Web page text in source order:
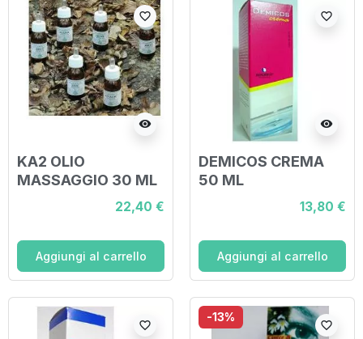
visibility
favorite_border
KA2 OLIO
MASSAGGIO 30 ML
22,40 €
Aggiungi al carrello
visibility
favorite_border
DEMICOS CREMA
50 ML
13,80 €
Aggiungi al carrello
favorite_border
-13%
favorite_border